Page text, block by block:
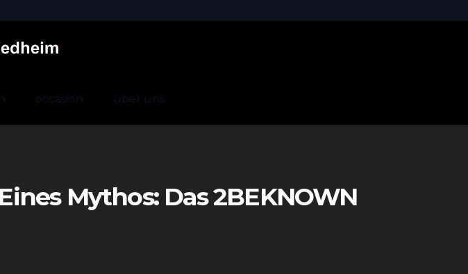
occasion über uns
Mythos: Das 2BEKNOWN